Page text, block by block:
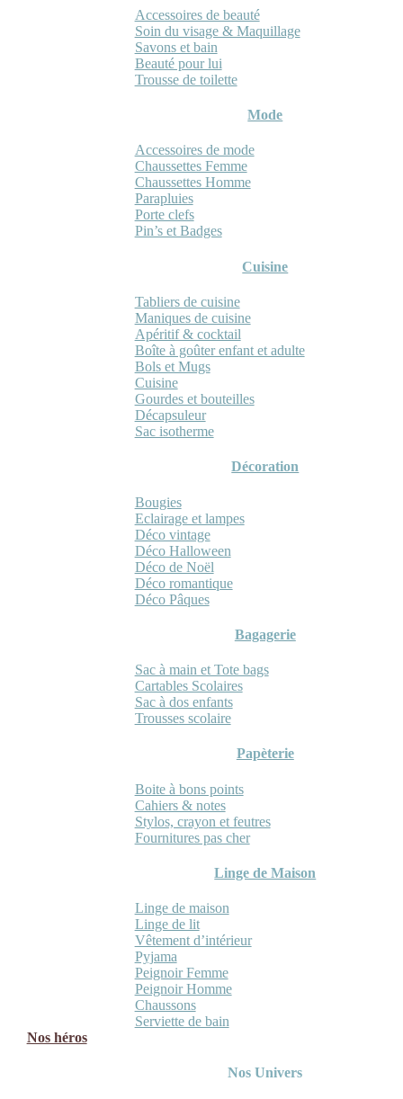
Accessoires de beauté
Soin du visage & Maquillage
Savons et bain
Beauté pour lui
Trousse de toilette
Mode
Accessoires de mode
Chaussettes Femme
Chaussettes Homme
Parapluies
Porte clefs
Pin’s et Badges
Cuisine
Tabliers de cuisine
Maniques de cuisine
Apéritif & cocktail
Boîte à goûter enfant et adulte
Bols et Mugs
Cuisine
Gourdes et bouteilles
Décapsuleur
Sac isotherme
Décoration
Bougies
Eclairage et lampes
Déco vintage
Déco Halloween
Déco de Noël
Déco romantique
Déco Pâques
Bagagerie
Sac à main et Tote bags
Cartables Scolaires
Sac à dos enfants
Trousses scolaire
Papèterie
Boite à bons points
Cahiers & notes
Stylos, crayon et feutres
Fournitures pas cher
Linge de Maison
Linge de maison
Linge de lit
Vêtement d’intérieur
Pyjama
Peignoir Femme
Peignoir Homme
Chaussons
Serviette de bain
Nos héros
Nos Univers